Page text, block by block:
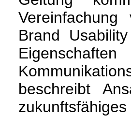
Brand
beschreibt